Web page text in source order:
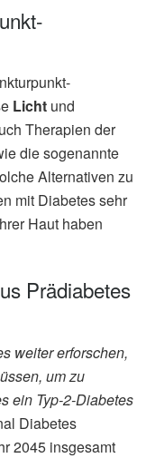
Licht und
Therapien der
die sogenannte
Alternativen zu
mit Diabetes sehr
Haut haben
Prädiabetes
weiter erforschen,
um zu
ein Typ-2-Diabetes
Diabetes
2045 insgesamt